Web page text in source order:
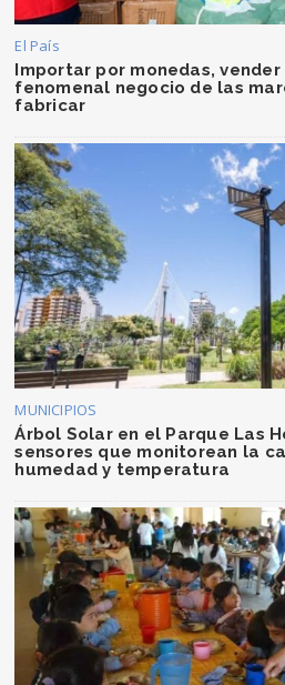
El País
Importar por monedas,
fenomenal negocio de las
fabricar
MUNICIPIOS
Árbol Solar en el Parque Las
sensores que monitorean la
humedad y temperatura